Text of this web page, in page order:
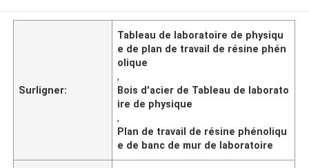
Surligner:
Tableau de laboratoire de physiqu
e de plan de travail de résine phén
olique
,
Bois d'acier de Tableau de laborato
ire de physique
,
Plan de travail de résine phénoliqu
e de banc de mur de laboratoire